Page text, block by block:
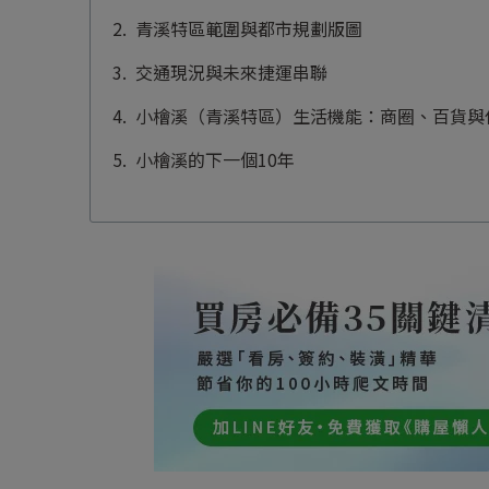
青溪特區範圍與都市規劃版圖
交通現況與未來捷運串聯
小檜溪（青溪特區）生活機能：商圈、百貨
小檜溪的下一個10年